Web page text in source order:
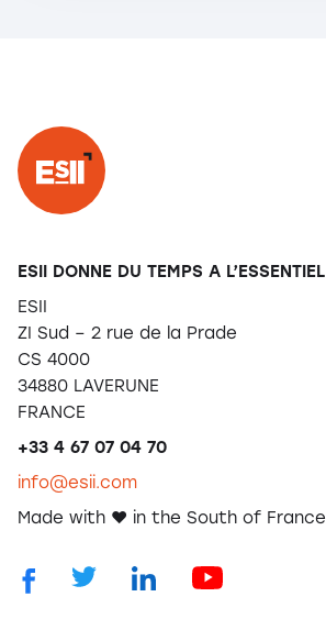
ESII DONNE DU TEMPS A L’ESSENTIEL
ESII
ZI Sud – 2 rue de la Prade
CS 4000
34880 LAVERUNE
FRANCE
+33 4 67 07 04 70
info@esii.com
Made with ❤️ in the South of France